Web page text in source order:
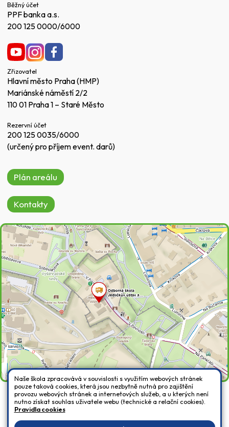
Běžný účet
PPF banka a.s.
200 125 0000/6000
Zřizovatel
Hlavní město Praha (HMP)
Mariánské náměstí 2/2
110 01 Praha 1 – Staré Město
Rezervní účet
200 125 0035/6000
(určený pro příjem event. darů)
Plán areálu
Kontakty
Všechna práva vyhrazena. Copyright © 2026 |Mapa stránek|Přihlásit
Prohlášení o přístupnosti
Naše škola zpracovává v souvislosti s využitím webových stránek
pouze taková cookies, která jsou nezbytně nutná pro zajištění
provozu webových stránek a internetových služeb, a u kterých není
nutno získat souhlas uživatele webu (technické a relační cookies).
Pravidla cookies